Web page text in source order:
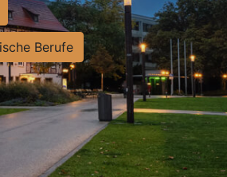
Berufe